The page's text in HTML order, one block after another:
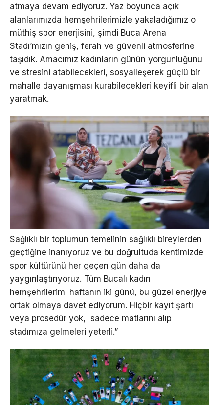
atmaya devam ediyoruz. Yaz boyunca açık
alanlarımızda hemşehrilerimizle yakaladığımız o
müthiş spor enerjisini, şimdi Buca Arena
Stadı’mızın geniş, ferah ve güvenli atmosferine
taşıdık. Amacımız kadınların günün yorgunluğunu
ve stresini atabilecekleri, sosyalleşerek güçlü bir
mahalle dayanışması kurabilecekleri keyifli bir alan
yaratmak.
Sağlıklı bir toplumun temelinin sağlıklı bireylerden
geçtiğine inanıyoruz ve bu doğrultuda kentimizde
spor kültürünü her geçen gün daha da
yaygınlaştırıyoruz. Tüm Bucalı kadın
hemşehrilerimi haftanın iki günü, bu güzel enerjiye
ortak olmaya davet ediyorum. Hiçbir kayıt şartı
veya prosedür yok, sadece matlarını alıp
stadımıza gelmeleri yeterli.”